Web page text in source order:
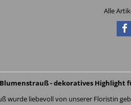
Alle
- dekoratives Highlight
wurde liebevoll von unserer Floristin